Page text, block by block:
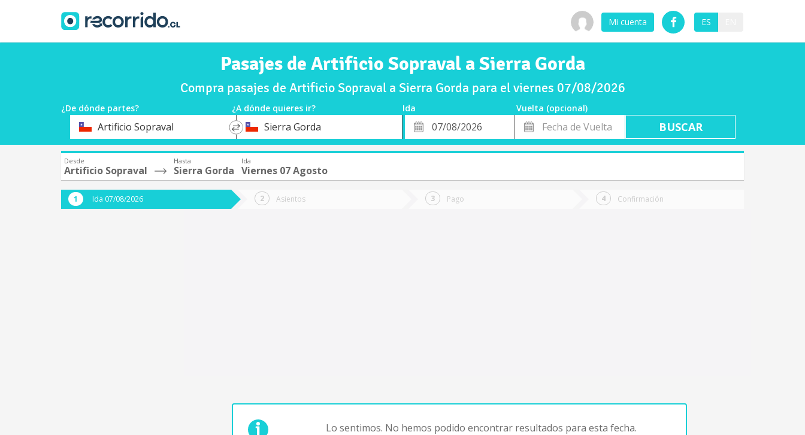
Mi cuenta ES
Pasajes de Artificio Sopraval a Sierra Gorda
Compra pasajes de Artificio Sopraval a Sierra Gorda para el viernes 07/08/2026
¿De dónde partes? ¿A dónde quieres ir? Ida
Vuelta (opcional)
OrigenArtificio Sopraval
*
DestinoSierra Gorda
Fecha
de
Fecha
de
Vuelta
Desde
Artificio Sopraval
Hasta
Sierra Gorda
Ida
Viernes 07 Agosto
Ida 07/08/2026 Asientos Pago Confirmación
Lo sentimos. No hemos podido encontrar resultados para esta fecha.